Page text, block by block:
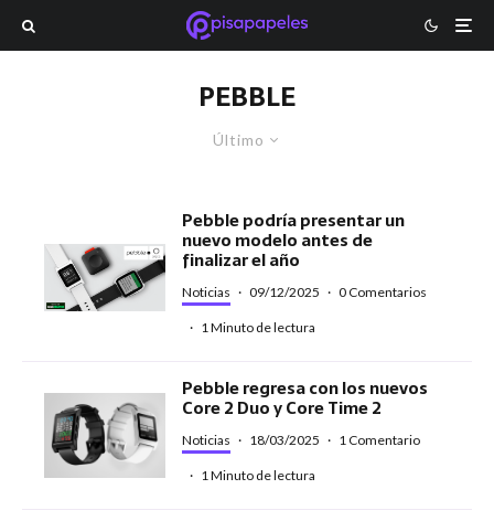
PEBBLE
Último
Pebble podría presentar un
nuevo modelo antes de
finalizar el año
Noticias · 09/12/2025 · 0 Comentarios
· 1 Minuto de lectura
Pebble regresa con los nuevos
Core 2 Duo y Core Time 2
Noticias · 18/03/2025 · 1 Comentario
· 1 Minuto de lectura